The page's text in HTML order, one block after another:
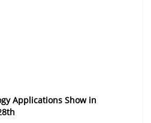
Applications Show in